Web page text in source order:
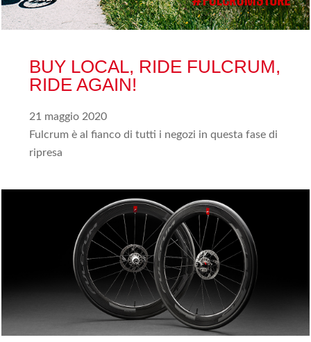
BUY LOCAL, RIDE FULCRUM,
RIDE AGAIN!
21 maggio 2020
Fulcrum è al fianco di tutti i negozi in questa fase di
ripresa